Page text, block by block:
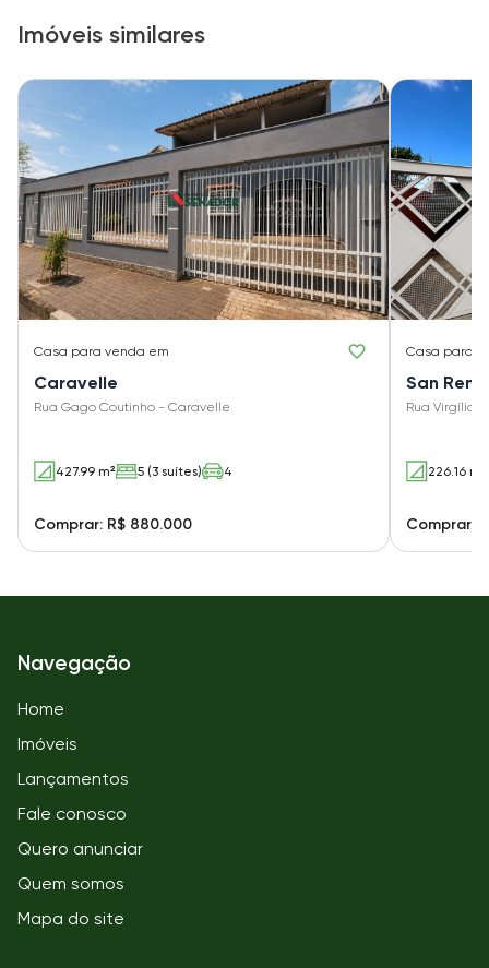
Imóveis similares
Casa para venda em
Caravelle
Rua Gago Coutinho - Caravelle
427.99 m² 5 (3 suítes) 4
Comprar: R$ 880.000
Casa para
San
Rua Virgílio
226.16 m²
Comprar:
Navegação
Home
Imóveis
Lançamentos
Fale conosco
Quero anunciar
Quem somos
Mapa do site